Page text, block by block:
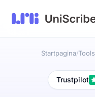
Startpagina/Tools
Trustpilot